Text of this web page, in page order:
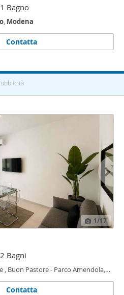
1 Bagno
, Modena
Contatta
1/17
2 Bagni
, Buon Pastore - Parco Amendola,
Contatta